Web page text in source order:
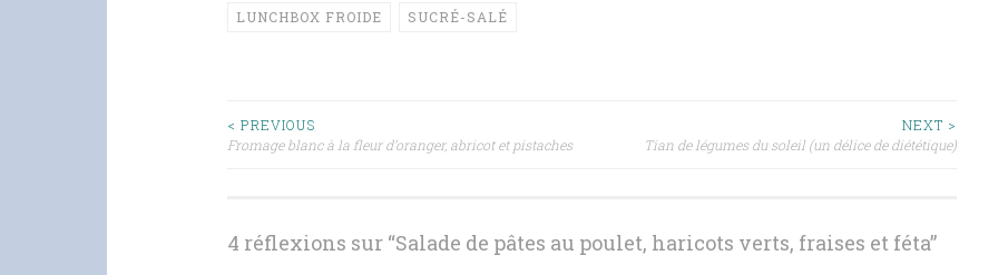
LUNCHBOX FROIDE SUCRÉ-SALÉ
Navigation
articles
< PREVIOUS
Fromage blanc à la fleur d’oranger, abricot et pistaches
NEXT >
Tian de légumes du soleil (un délice de diététique)
4 réflexions sur “Salade de pâtes au poulet, haricots verts, fraises et féta”